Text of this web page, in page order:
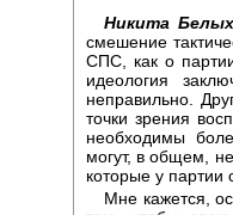
Никита
смешение
СПС, как о
идеология
неправильно.
точки зрения
необходимы
могут, в общем,
которые у партии
Мне кажется,